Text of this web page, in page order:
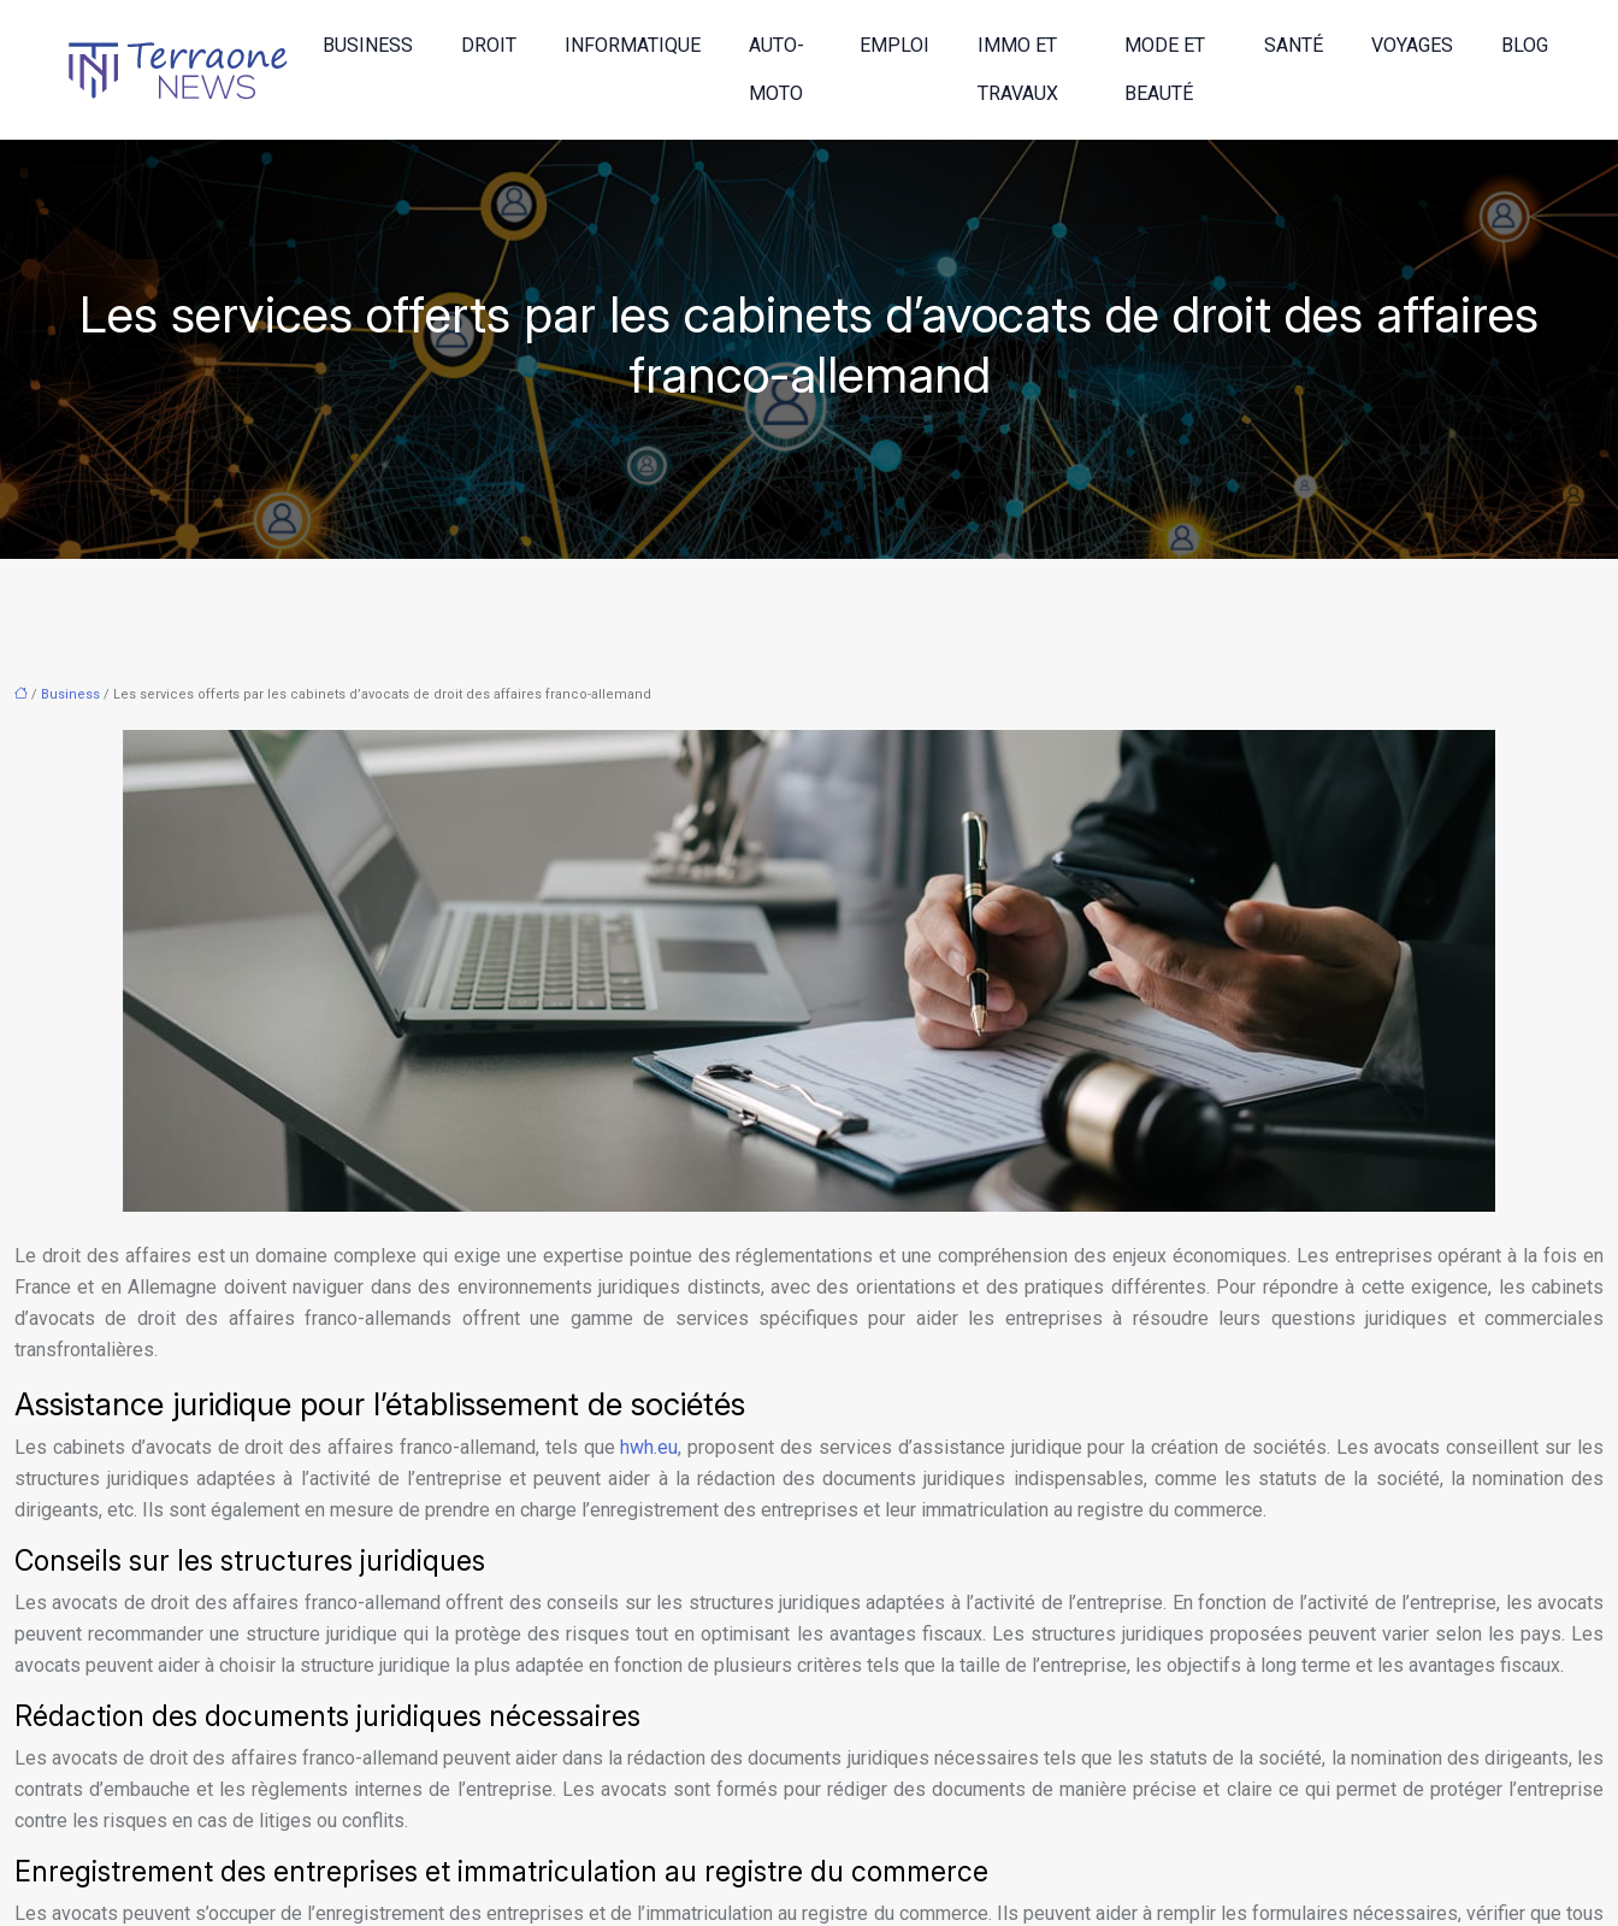
BUSINESS DROIT INFORMATIQUE AUTO-
MOTO
EMPLOI IMMO ET
TRAVAUX
MODE ET
BEAUTÉ
SANTÉ VOYAGES BLOG
Les services offerts par les cabinets d’avocats de droit des affaires
franco-allemand
/ Business / Les services offerts par les cabinets d’avocats de droit des affaires franco-allemand
Le droit des affaires est un domaine complexe qui exige une expertise pointue des réglementations et une compréhension des enjeux économiques. Les entreprises opérant à la fois en
France et en Allemagne doivent naviguer dans des environnements juridiques distincts, avec des orientations et des pratiques différentes. Pour répondre à cette exigence, les cabinets
d’avocats de droit des affaires franco-allemands offrent une gamme de services spécifiques pour aider les entreprises à résoudre leurs questions juridiques et commerciales
transfrontalières.
Assistance juridique pour l’établissement de sociétés
Les cabinets d’avocats de droit des affaires franco-allemand, tels quehwh.eu, proposent des services d’assistance juridique pour la création de sociétés. Les avocats conseillent sur les
structures juridiques adaptées à l’activité de l’entreprise et peuvent aider à la rédaction des documents juridiques indispensables, comme les statuts de la société, la nomination des
dirigeants, etc. Ils sont également en mesure de prendre en charge l’enregistrement des entreprises et leur immatriculation au registre du commerce.
Conseils sur les structures juridiques
Les avocats de droit des affaires franco-allemand offrent des conseils sur les structures juridiques adaptées à l’activité de l’entreprise. En fonction de l’activité de l’entreprise, les avocats
peuvent recommander une structure juridique qui la protège des risques tout en optimisant les avantages fiscaux. Les structures juridiques proposées peuvent varier selon les pays. Les
avocats peuvent aider à choisir la structure juridique la plus adaptée en fonction de plusieurs critères tels que la taille de l’entreprise, les objectifs à long terme et les avantages fiscaux.
Rédaction des documents juridiques nécessaires
Les avocats de droit des affaires franco-allemand peuvent aider dans la rédaction des documents juridiques nécessaires tels que les statuts de la société, la nomination des dirigeants, les
contrats d’embauche et les règlements internes de l’entreprise. Les avocats sont formés pour rédiger des documents de manière précise et claire ce qui permet de protéger l’entreprise
contre les risques en cas de litiges ou conflits.
Enregistrement des entreprises et immatriculation au registre du commerce
Les avocats peuvent s’occuper de l’enregistrement des entreprises et de l’immatriculation au registre du commerce. Ils peuvent aider à remplir les formulaires nécessaires, vérifier que tous